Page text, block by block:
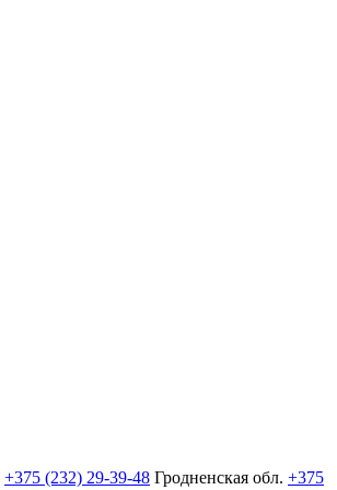
+375 (232) 29-39-48 Гродненская обл. +375